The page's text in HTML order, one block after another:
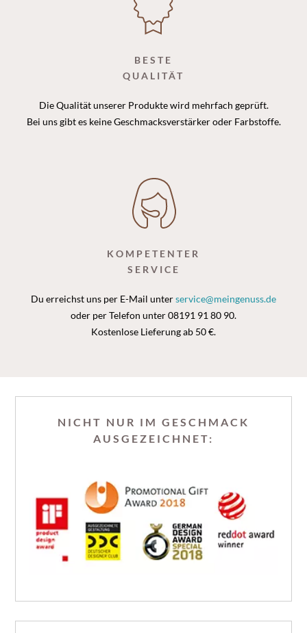
BESTE
QUALITÄT
Die Qualität unserer Produkte wird mehrfach geprüft.
Bei uns gibt es keine Geschmacksverstärker oder Farbstoffe.
KOMPETENTER
SERVICE
Du erreichst uns per E-Mail unterservice@meingenuss.de
oder per Telefon unter 08191 91 80 90.
Kostenlose Lieferung ab 50 €.
NICHT NUR IM GESCHMACK
AUSGEZEICHNET: